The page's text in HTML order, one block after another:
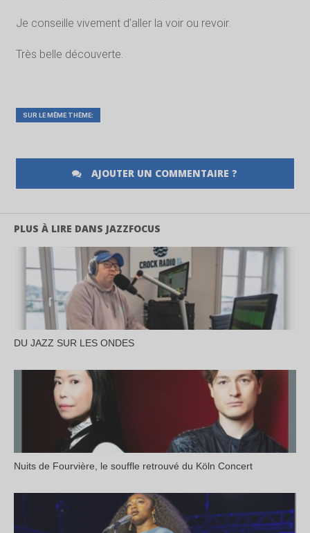
Je conseille vivement d’aller la voir ou revoir.
Très belle découverte.
SUR LE MÊME THÈME:
AJOUTER UN COMMENTAIRE ?
PLUS À LIRE DANS JAZZFOCUS
DU JAZZ SUR LES ONDES
Nuits de Fourvière, le souffle retrouvé du Köln Concert